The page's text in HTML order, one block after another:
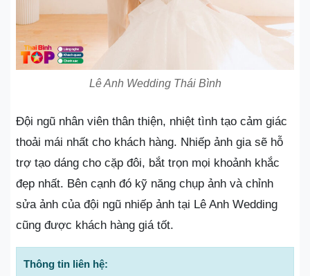
Lê Anh Wedding Thái Bình
Đội ngũ nhân viên thân thiện, nhiệt tình tạo cảm giác
thoải mái nhất cho khách hàng. Nhiếp ảnh gia sẽ hỗ
trợ tạo dáng cho cặp đôi, bắt trọn mọi khoảnh khắc
đẹp nhất. Bên cạnh đó kỹ năng chụp ảnh và chỉnh
sửa ảnh của đội ngũ nhiếp ảnh tại Lê Anh Wedding
cũng được khách hàng giá tốt.
Thông tin liên hệ: